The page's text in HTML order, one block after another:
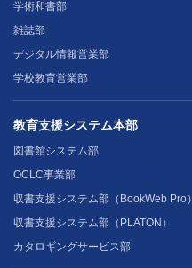
学術和書部
雑誌部
デジタル情報営業部
学校教育営業部
教育支援システム本部
図書館システム部
OCLC事業部
収書支援システム部（BookWeb Pro）
収書支援システム部（PLATON）
カタロギングサービス部